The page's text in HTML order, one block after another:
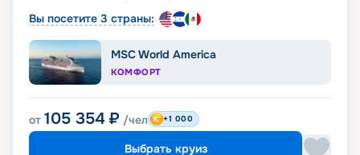
Вы посетите 3 страны:
MSC World America
КОМФОРТ
от 105 354 ₽ /чел +1 000
Выбрать круиз